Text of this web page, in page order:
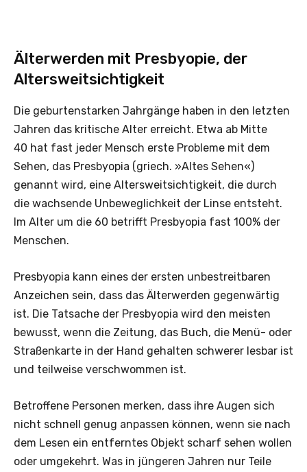
Älterwerden mit Presbyopie, der
Altersweitsichtigkeit
Die geburtenstarken Jahrgänge haben in den letzten
Jahren das kritische Alter erreicht. Etwa ab Mitte
40 hat fast jeder Mensch erste Probleme mit dem
Sehen, das Presbyopia (griech. »Altes Sehen«)
genannt wird, eine Altersweitsichtigkeit, die durch
die wachsende Unbeweglichkeit der Linse entsteht.
Im Alter um die 60 betrifft Presbyopia fast 100% der
Menschen.
Presbyopia kann eines der ersten unbestreitbaren
Anzeichen sein, dass das Älterwerden gegenwärtig
ist. Die Tatsache der Presbyopia wird den meisten
bewusst, wenn die Zeitung, das Buch, die Menü- oder
Straßenkarte in der Hand gehalten schwerer lesbar ist
und teilweise verschwommen ist.
Betroffene Personen merken, dass ihre Augen sich
nicht schnell genug anpassen können, wenn sie nach
dem Lesen ein entferntes Objekt scharf sehen wollen
oder umgekehrt. Was in jüngeren Jahren nur Teile